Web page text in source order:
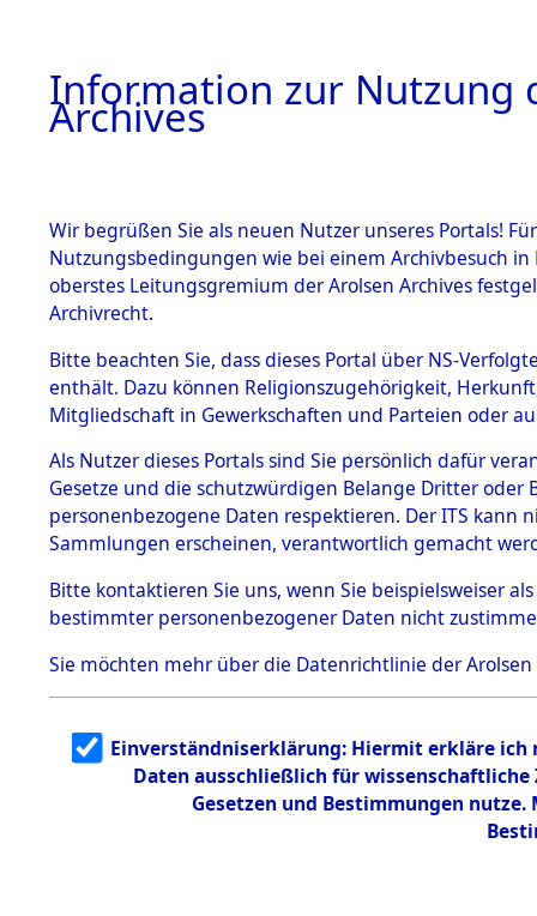
BESTÄNDE
1.
mente
5. Verschiedenes
5.3
Todesmärsche
5.3.1 Alliierte
Erhebungen
zu
Todesmärsch
en
5.3.2
g
5.3.3
Todesmärsch
Information zur Nutzung
Archives
Wir begrüßen Sie als neuen Nutzer unseres Portals!
Nutzungsbedingungen wie bei einem Archivbesuch
oberstes Leitungsgremium der Arolsen Archives
Archivrecht.
Bitte beachten Sie, dass dieses Portal über NS-
enthält. Dazu können Religionszugehörigkeit,
Mitgliedschaft in Gewerkschaften und Parteien oder
Als Nutzer dieses Portals sind Sie persönlich dafür
Gesetze und die schutzwürdigen Belange Dritter
personenbezogene Daten respektieren. Der ITS
Sammlungen erscheinen, verantwortlich gemacht
Bitte kontaktieren Sie uns, wenn Sie beispielsweiser
bestimmter personenbezogener Daten nicht
Sie möchten mehr über die Datenrichtlinie der Arolsen
Einverständniserklärung: Hiermit erkläre ich
Daten ausschließlich für
Gesetzen und Bestimmungen